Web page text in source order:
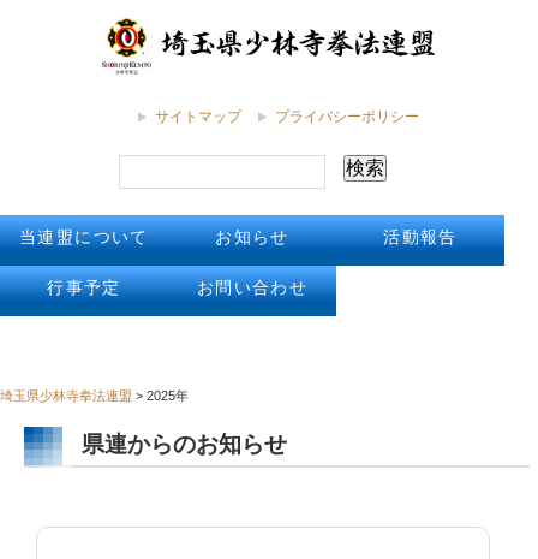
サイトマップ プライバシーポリシー
当連盟について お知らせ 活動報告
行事予定 お問い合わせ
埼玉県少林寺拳法連盟 > 2025年
県連からのお知らせ